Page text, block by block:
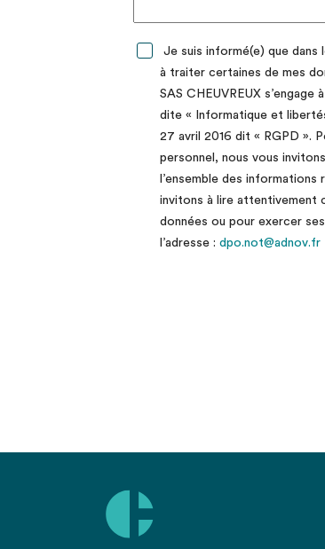
Je suis informé(e) que dans
à traiter certaines de mes
SAS CHEUVREUX
dite « Informatique et
27 avril 2016 dit « RGPD ».
personnel, nous vous
l’ensemble des
invitons à lire
données ou pour exercer
l’adresse : dpo.not@adnov.fr